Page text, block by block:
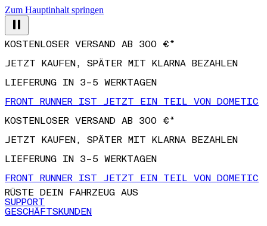
Zum Hauptinhalt springen
KOSTENLOSER VERSAND AB 300 €*
JETZT KAUFEN, SPÄTER MIT KLARNA BEZAHLEN
LIEFERUNG IN 3–5 WERKTAGEN
FRONT RUNNER IST JETZT EIN TEIL VON DOMETIC
KOSTENLOSER VERSAND AB 300 €*
JETZT KAUFEN, SPÄTER MIT KLARNA BEZAHLEN
LIEFERUNG IN 3–5 WERKTAGEN
FRONT RUNNER IST JETZT EIN TEIL VON DOMETIC
RÜSTE DEIN FAHRZEUG AUS
SUPPORT
GESCHÄFTSKUNDEN